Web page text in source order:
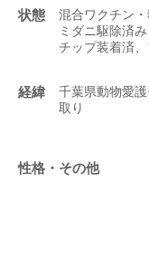
状態
混合ワクチン
ミダニ駆除済
チップ装着済
​経緯
千葉県動物愛
取り
性格・その他